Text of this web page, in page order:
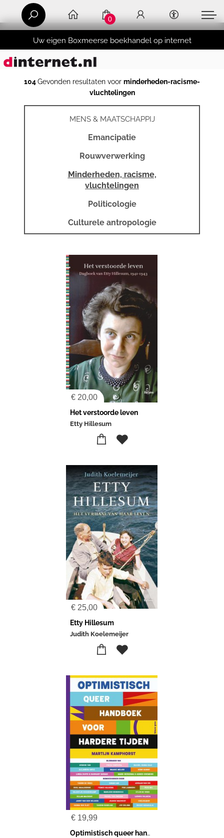
Uw eigen Boxmeerse boekhandel op internet
0
104Gevonden resultaten voor minderheden-racisme-
vluchtelingen
MENS & MAATSCHAPPIJ
Emancipatie
Rouwverwerking
Minderheden, racisme,
vluchtelingen
Politicologie
Culturele antropologie
€ 20,00
Het verstoorde leven
Etty Hillesum
€ 25,00
Etty Hillesum
Judith Koelemeijer
€ 19,99
Optimistisch queer handboek voor hardere tijden